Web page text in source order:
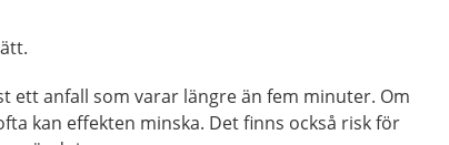
ett anfall som varar längre än fem minuter. Om
kan effekten minska. Det finns också risk för